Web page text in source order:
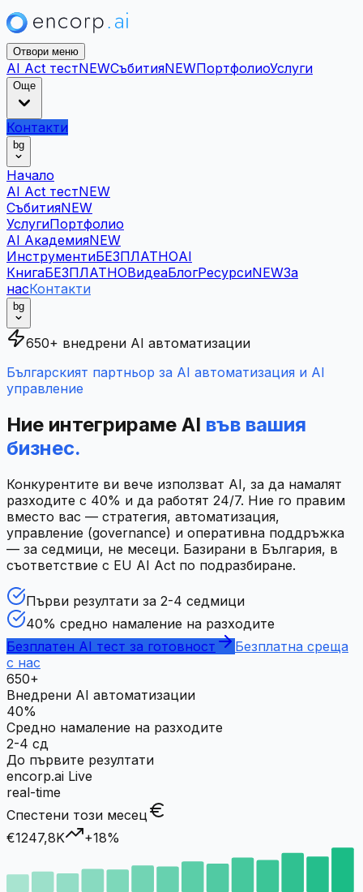
Отвори меню
AI Act тестNEWСъбитияNEWПортфолиоУслуги
Още
Контакти
bg
Начало
AI Act тестNEW
СъбитияNEW
УслугиПортфолио
AI АкадемияNEW
ИнструментиБЕЗПЛАТНОAI
КнигаБЕЗПЛАТНОВидеаБлогРесурсиNEWЗа
насКонтакти
bg
650+ внедрени AI автоматизации
Българският партньор за AI автоматизация и AI
управление
Ние интегрираме AI във вашия
бизнес.
Конкурентите ви вече използват AI, за да намалят
разходите с 40% и да работят 24/7. Ние го правим
вместо вас — стратегия, автоматизация,
управление (governance) и оперативна поддръжка
— за седмици, не месеци. Базирани в България, в
съответствие с EU AI Act по подразбиране.
Първи резултати за 2-4 седмици
40% средно намаление на разходите
Безплатен AI тест за готовност
Безплатна среща
с нас
650+
Внедрени AI автоматизации
40%
Средно намаление на разходите
2-4 сд
До първите резултати
encorp.ai Live
real-time
Спестени този месец
€1247,8K +18%